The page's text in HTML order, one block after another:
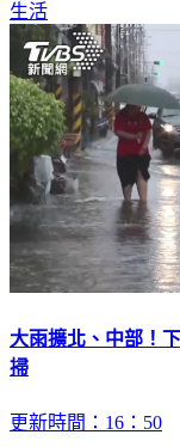
生活
大雨擴北、中部！
掃
更新時間：16：50